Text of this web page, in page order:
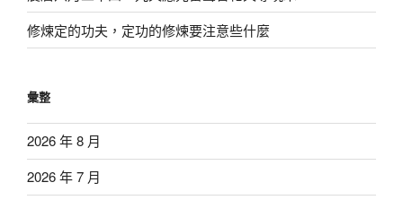
修煉定的功夫，定功的修煉要注意些什麼
彙整
2026 年 8 月
2026 年 7 月